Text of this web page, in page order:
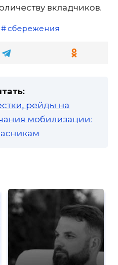
вкладчиков.
сбережения
рейды на
мобилизации: